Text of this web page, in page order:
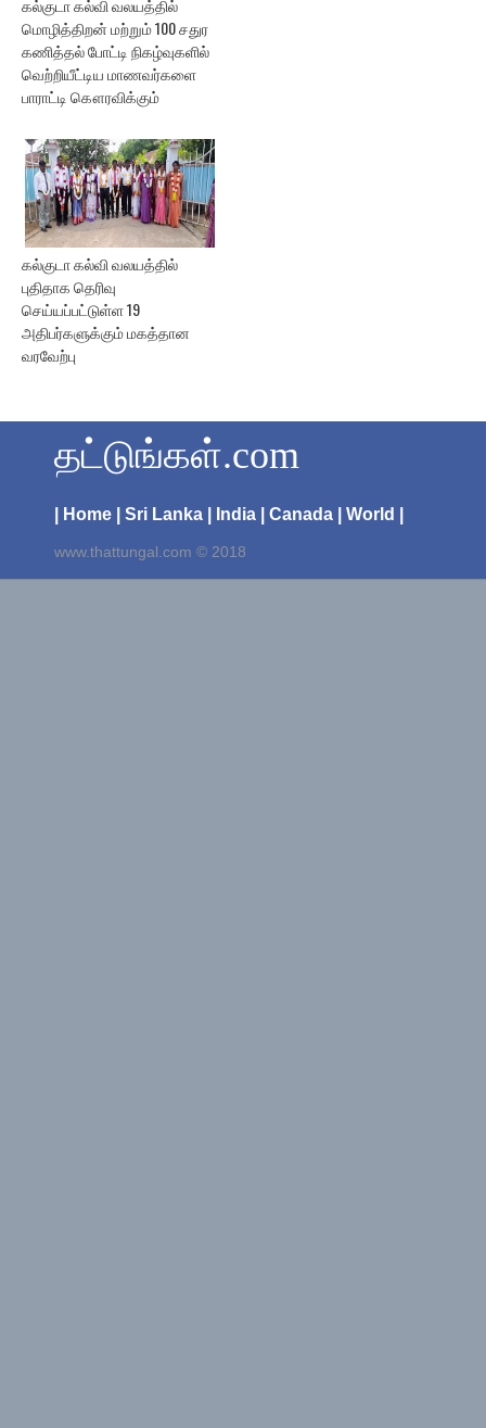
கல்குடா கல்வி வலயத்தில்
மொழித்திறன் மற்றும் 100 சதுர
கணித்தல் போட்டி நிகழ்வுகளில்
வெற்றியீட்டிய மாணவர்களை
பாராட்டி கௌரவிக்கும்
கல்குடா கல்வி வலயத்தில்
புதிதாக தெரிவு
செய்யப்பட்டுள்ள 19
அதிபர்களுக்கும் மகத்தான
வரவேற்பு
தட்டுங்கள்.com
| Home | Sri Lanka | India | Canada | World |
www.thattungal.com © 2018